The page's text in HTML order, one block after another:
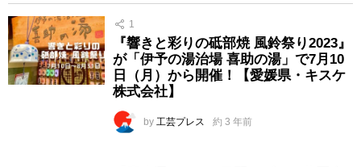
1
『響きと彩りの砥部焼 風鈴祭り2023』
が「伊予の湯治場 喜助の湯」で7月10
日（月）から開催！【愛媛県・キスケ
株式会社】
by 工芸プレス 約 3 年前